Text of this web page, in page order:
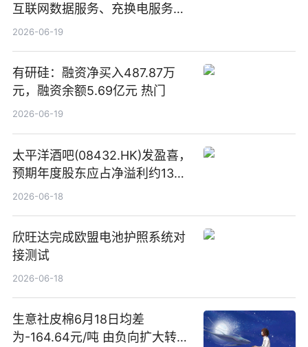
互联网数据服务、充换电服务增
速大幅领跑
2026-06-19
有研硅：融资净买入487.87万
元，融资余额5.69亿元 热门
2026-06-19
太平洋酒吧(08432.HK)发盈喜，
预期年度股东应占净溢利约1300
万港元至1600万港元 同比扭亏
2026-06-18
欣旺达完成欧盟电池护照系统对
接测试
2026-06-18
生意社皮棉6月18日均差
为-164.64元/吨 由负向扩大转为